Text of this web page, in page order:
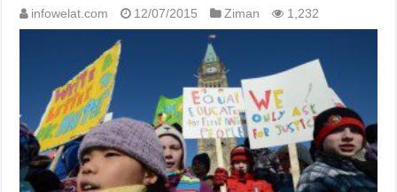
infowelat.com 12/07/2015 Ziman 1,232